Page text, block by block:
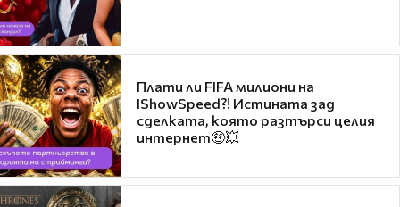
Плати ли FIFA милиони на
IShowSpeed?! Истината зад
сделката, която разтърси целия
интернет🤑💥